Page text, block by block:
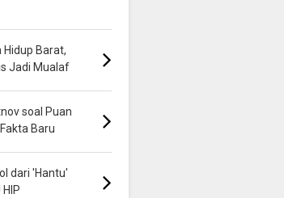
Hidup Barat,
Jadi Mualaf
soal Puan
Baru
dari 'Hantu'